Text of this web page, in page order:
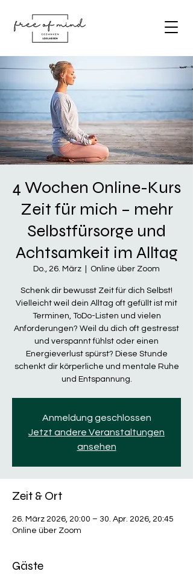
4 Wochen Online-Kurs
Zeit für mich – mehr
Selbstfürsorge und
Achtsamkeit im Alltag
Do., 26. März Online über Zoom
Schenk dir bewusst Zeit für dich Selbst!
Vielleicht weil dein Alltag oft gefüllt ist mit
Terminen, ToDo-Listen und vielen
Anforderungen? Weil du dich oft gestresst
und verspannt fühlst oder einen
Energieverlust spürst? Diese Stunde
schenkt dir körperliche und mentale Ruhe
und Entspannung.
Anmeldung geschlossen
Jetzt andere Veranstaltungen
ansehen
Zeit & Ort
26. März 2026, 20:00 – 30. Apr. 2026, 20:45
Online über Zoom
Gäste